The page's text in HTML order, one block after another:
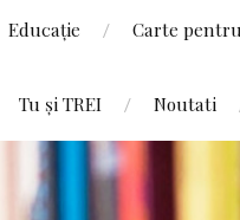
Educație Carte
Tu și TREI Noutati